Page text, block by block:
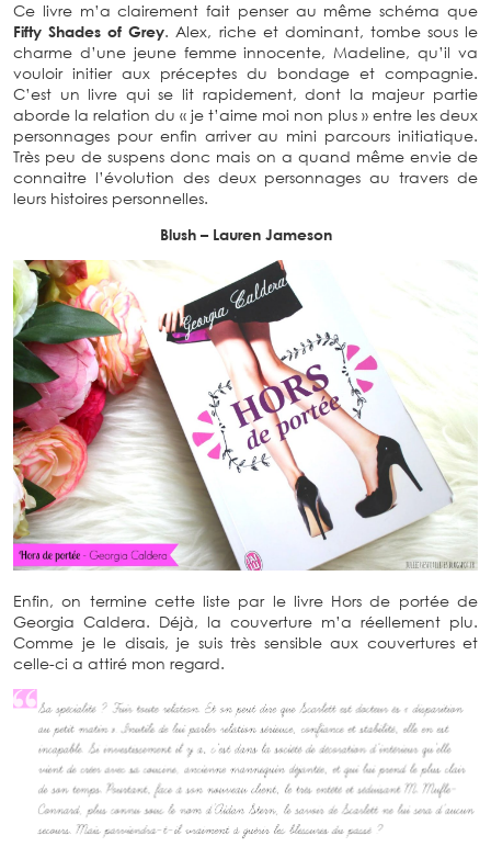
Ce livre m’a clairement fait penser au même schéma que
Fifty Shades of Grey. Alex, riche et dominant, tombe sous le
charme d’une jeune femme innocente, Madeline, qu’il va
vouloir initier aux préceptes du bondage et compagnie.
C’est un livre qui se lit rapidement, dont la majeur partie
aborde la relation du « je t’aime moi non plus » entre les deux
personnages pour enfin arriver au mini parcours initiatique.
Très peu de suspens donc mais on a quand même envie de
connaitre l’évolution des deux personnages au travers de
leurs histoires personnelles.
Blush – Lauren Jameson
Enfin, on termine cette liste par le livre Hors de portée de
Georgia Caldera. Déjà, la couverture m’a réellement plu.
Comme je le disais, je suis très sensible aux couvertures et
celle-ci a attiré mon regard.